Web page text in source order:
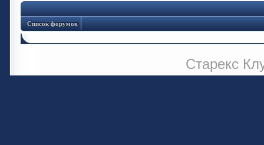
Список форумов
Старекс